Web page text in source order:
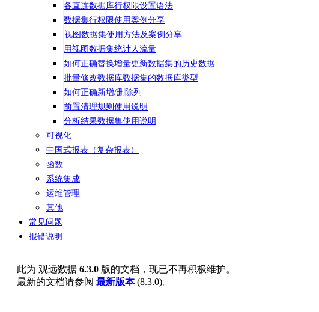
各直连数据库行权限设置语法
数据集行权限使用案例分享
视图数据集使用方法及案例分享
用视图数据集统计人流量
如何正确替换增量更新数据集的历史数据
批量修改数据库数据集的数据库类型
如何正确新增/删除列
前置清理规则使用说明
分析结果数据集使用说明
可视化
中国式报表（复杂报表）
函数
系统集成
运维管理
其他
常见问题
报错说明
此为 观远数据 6.3.0 版的文档，现已不再积极维护。
最新的文档请参阅 最新版本(8.3.0)。